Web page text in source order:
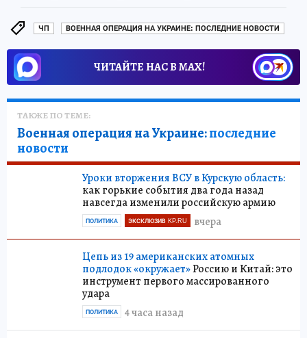
ЧП ВОЕННАЯ ОПЕРАЦИЯ НА УКРАИНЕ: ПОСЛЕДНИЕ НОВОСТИ
ЧИТАЙТЕ НАС В МАХ!
ТАКЖЕ ПО ТЕМЕ:
Военная операция на Украине:последние
новости
Уроки вторжения ВСУ в Курскую область:
как горькие события два года назад
навсегда изменили российскую армию
вчера
ПОЛИТИКА ЭКСКЛЮЗИВ KP.RU
Цепь из 19 американских атомных
подлодок «окружает»Россию и Китай: это
инструмент первого массированного
удара
4 часа назад
ПОЛИТИКА